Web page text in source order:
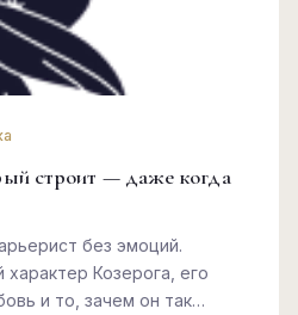
строит — даже когда
без эмоций.
Козерога, его
и то, зачем он так